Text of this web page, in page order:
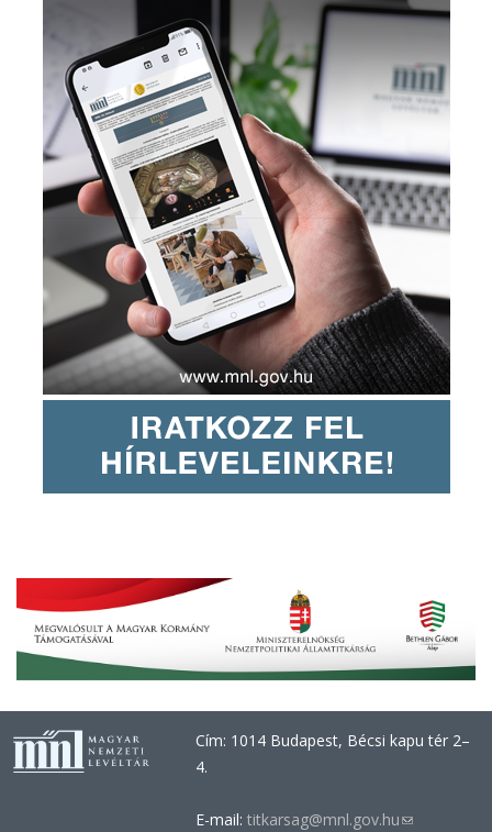
Cím: 1014 Budapest, Bécsi kapu tér 2–
4.
E-mail: titkarsag@mnl.gov.hu(link